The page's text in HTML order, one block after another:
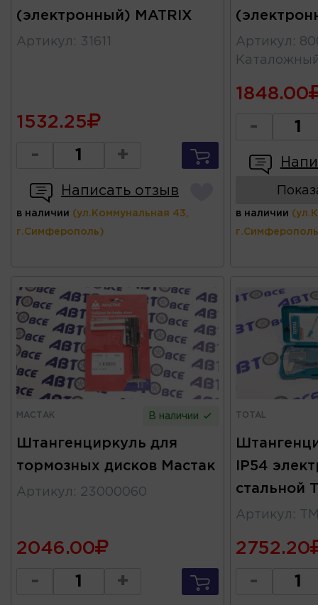
(электронный) MATRIX
Артикул : 31611
1532.25
- +
Написать отзыв
в наличии (ул.Коммунальная 43,
г.Симферополь)
Артикул :
1848.00
-
в наличии
МАСТАК В наличии
Штангенциркуль для
тормозных дисков Мастак
Артикул : 23000060
2046.00
- +
TOTAL
IP54
стальной
Артикул :
2752.20
-